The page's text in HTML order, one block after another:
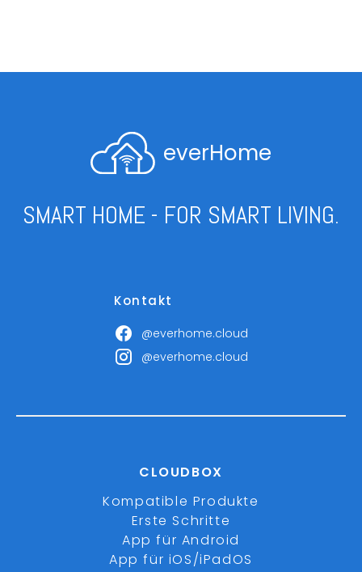
everHome
SMART HOME - FOR SMART LIVING.
Kontakt
@everhome.cloud
@everhome.cloud
CLOUDBOX
Kompatible Produkte
Erste Schritte
App für Android
App für iOS/iPadOS